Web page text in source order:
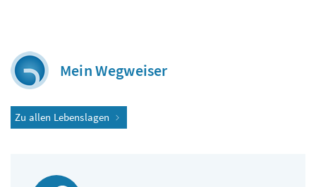
Mein Wegweiser
Zu allen Lebenslagen